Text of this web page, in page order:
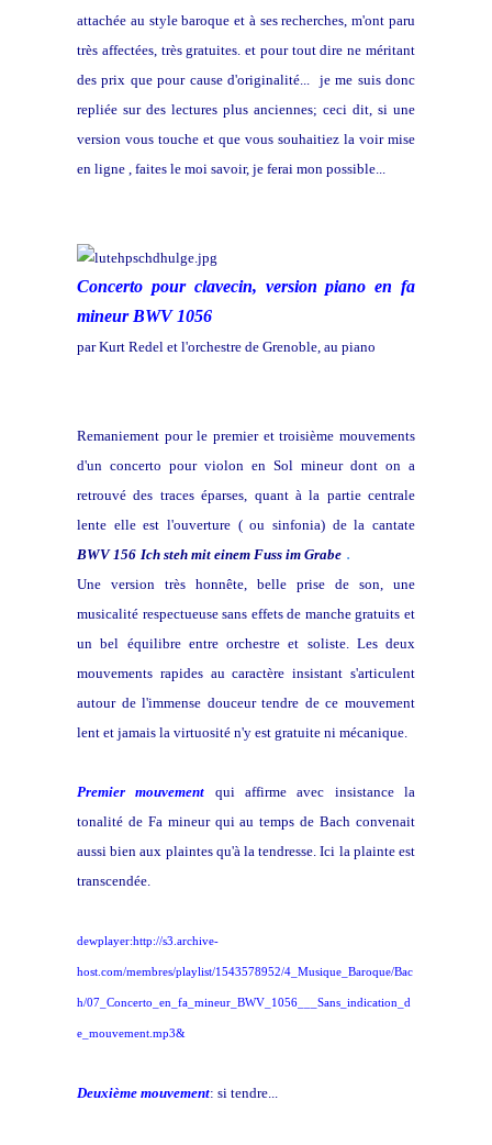
attachée au style baroque et à ses recherches, m'ont paru
très affectées, très gratuites. et pour tout dire ne méritant
des prix que pour cause d'originalité... je me suis donc
repliée sur des lectures plus anciennes; ceci dit, si une
version vous touche et que vous souhaitiez la voir mise
en ligne , faites le moi savoir, je ferai mon possible...
Concerto pour clavecin, version piano en fa
mineur BWV 1056
par Kurt Redel et l'orchestre de Grenoble, au piano
Remaniement pour le premier et troisième mouvements
d'un concerto pour violon en Sol mineur dont on a
retrouvé des traces éparses, quant à la partie centrale
lente elle est l'ouverture ( ou sinfonia) de la cantate
BWV 156 Ich steh mit einem Fuss im Grabe .
Une version très honnête, belle prise de son, une
musicalité respectueuse sans effets de manche gratuits et
un bel équilibre entre orchestre et soliste. Les deux
mouvements rapides au caractère insistant s'articulent
autour de l'immense douceur tendre de ce mouvement
lent et jamais la virtuosité n'y est gratuite ni mécanique.
Premier mouvement qui affirme avec insistance la
tonalité de Fa mineur qui au temps de Bach convenait
aussi bien aux plaintes qu'à la tendresse. Ici la plainte est
transcendée.
dewplayer:http://s3.archive-
host.com/membres/playlist/1543578952/4_Musique_Baroque/Bac
h/07_Concerto_en_fa_mineur_BWV_1056___Sans_indication_d
e_mouvement.mp3&
Deuxième mouvement: si tendre...